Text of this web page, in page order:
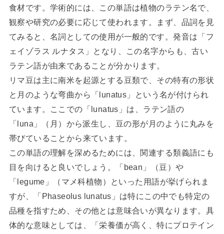
食材です。学術的には、この単語は植物のラテン名で、
観察や研究の必要に応じて使われます。まず、品詞を見
てみると、名詞としての使用が一般的です。発音は「フ
ェイゾラス ルナタス」となり、この名字からも、古い
ラテン語が由来であることが分かります。
リマ豆は主に南米を起源とする豆類で、その特有の形状
と月のような弯曲から「lunatus」という名が付けられ
ています。ここでの「lunatus」は、ラテン語の
「luna」（月）から派生し、豆の形が月のように丸みを
帯びていることから来ています。
この単語の理解を深めるためには、関連する類義語にも
目を向けると良いでしょう。「bean」（豆）や
「legume」（マメ科植物）といった用語が挙げられま
すが、「Phaseolus lunatus」は特にこの中でも特定の
品種を指すため、その他とは意味合いが異なります。具
体的な意味としては、「栄養価が高く、特にプロテイン